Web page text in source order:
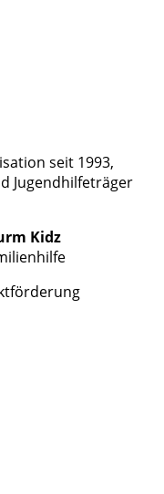
seit 1993,
Jugendhilfeträger
Kidz